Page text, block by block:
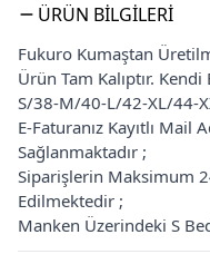
ÜRÜN BILGILERI
Fukuro Kumaştan
Ürün Tam Kalıptır.
S/38-M/40-L/42-XL/44-
E-Faturanız Kayıtlı Mail
Sağlanmaktadır ;
Siparişlerin Maksimum
Edilmektedir ;
Manken Üzerindeki S